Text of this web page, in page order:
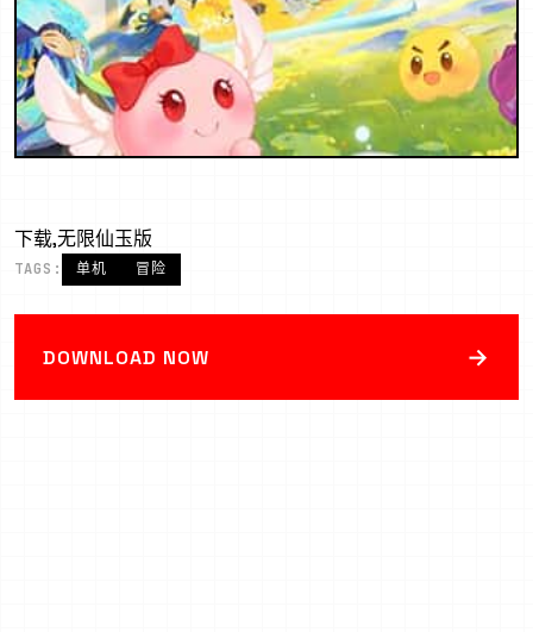
下载,无限仙玉版
TAGS: 单机 冒险
DOWNLOAD NOW →